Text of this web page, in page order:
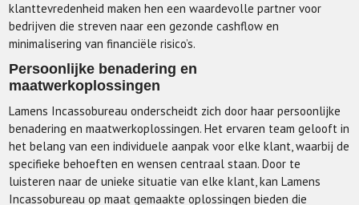
klanttevredenheid maken hen een waardevolle partner voor
bedrijven die streven naar een gezonde cashflow en
minimalisering van financiële risico’s.
Persoonlijke benadering en
maatwerkoplossingen
Lamens Incassobureau onderscheidt zich door haar persoonlijke
benadering en maatwerkoplossingen. Het ervaren team gelooft in
het belang van een individuele aanpak voor elke klant, waarbij de
specifieke behoeften en wensen centraal staan. Door te
luisteren naar de unieke situatie van elke klant, kan Lamens
Incassobureau op maat gemaakte oplossingen bieden die